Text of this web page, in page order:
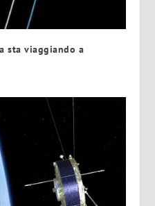
sta viaggiando a